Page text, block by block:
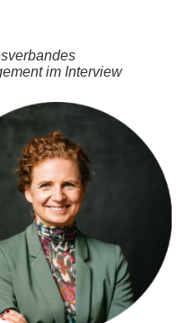
im Interview